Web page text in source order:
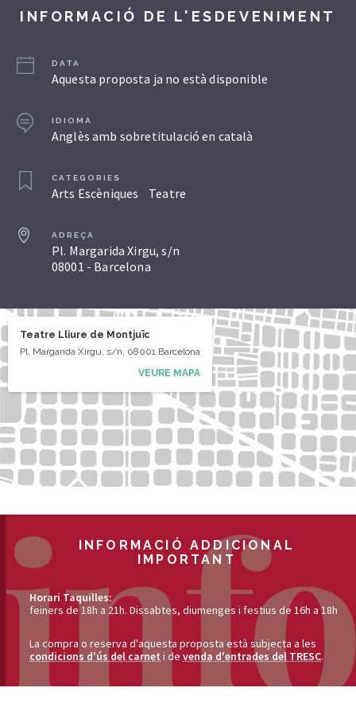
INFORMACIÓ DE L'ESDEVENIMENT
DATA
Aquesta proposta ja no està disponible
IDIOMA
Anglès amb sobretitulació en català
CATEGORIES
Arts Escèniques Teatre
ADREÇA
Pl. Margarida Xirgu, s/n
08001 - Barcelona
Teatre Lliure de Montjuïc
Pl. Margarida Xirgu, s/n, 08001 Barcelona
VEURE MAPA
INFORMACIÓ ADDICIONAL
IMPORTANT
Horari Taquilles:
feiners de 18h a 21h. Dissabtes, diumenges i festius de 16h a 18h
La compra o reserva d'aquesta proposta està subjecta a les
condicions d'ús del carnet i de venda d'entrades del TRESC.